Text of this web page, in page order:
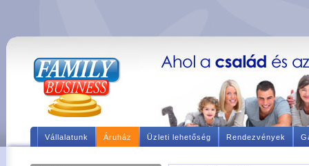
Vállalatunk Áruház Üzleti lehetőség Rendezvények